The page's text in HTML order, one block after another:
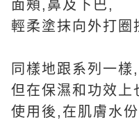
面頰,鼻及下巴,
輕柔塗抹向外打圈
同樣地跟系列一
但在保濕和功效上
使用後,在肌膚水